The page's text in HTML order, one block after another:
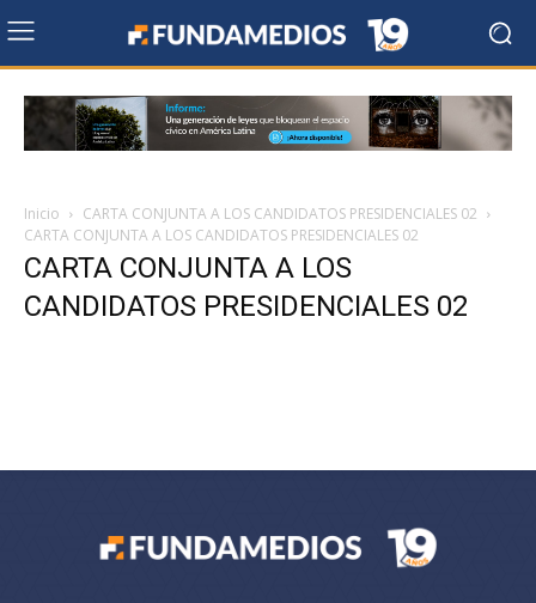
Inicio
CARTA CONJUNTA A LOS CANDIDATOS PRESIDENCIALES 02
CARTA CONJUNTA A LOS CANDIDATOS PRESIDENCIALES 02
CARTA CONJUNTA A LOS
CANDIDATOS PRESIDENCIALES 02